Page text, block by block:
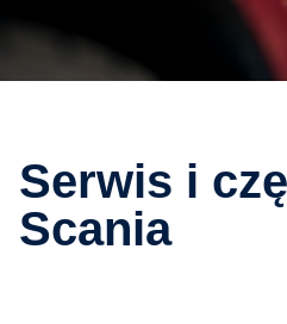
Serwis i części
Scania